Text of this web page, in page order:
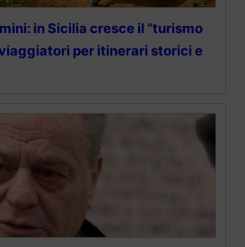
in Sicilia cresce il “turismo
per itinerari storici e